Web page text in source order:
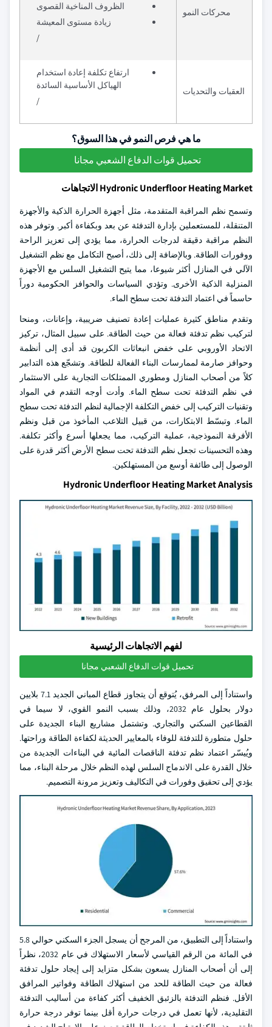
محركات النمو
الظروف المناخية القصوى
زيادة مستوى المعيشة
/
العقبات والتحديات
ارتفاع تكلفة إعادة استخدام
الهياكل الأساسية السائدة
/
ما هي فرص النمو في هذا السوق؟
تحميل قوات الدفاع الشعبي مجانا
Hydronic Underfloor Heating Market الاتجاهات
وتسمح نظم المراقبة المتقدمة، مثل أجهزة الحرارة الذكية والأجهزة
المتنقلة، للمستعملين بإدارة التدفئة عن بعد وبكفاءة أكبر. وتوفر هذه
النظم مراقبة دقيقة لدرجات الحرارة، مما يؤدي إلى تعزيز الراحة
ووفورات الطاقة. وبالإضافة إلى ذلك، أصبح التكامل مع نظم التشغيل
الآلي في المنازل أكثر شيوعا، مما يتيح التشغيل السلس مع الأجهزة
المنزلية الذكية الأخرى. وتؤدي السياسات والحوافز الحكومية دوراً
حاسماً في اعتماد التدفئة تحت سطح الماء.
وتقدم مناطق كثيرة عمليات إعادة تصنيف ضريبية، وإعانات، ومنحا
لتركيب نظم تدفئة فعالة من حيث الطاقة. على سبيل المثال، تركيز
الاتحاد الأوروبي على خفض انبعاثات الكربون قد أدى إلى أنظمة
وحوافز صارمة لممارسات البناء الفعالة للطاقة. وتشجّع هذه التدابير
كلاً من أصحاب المنازل ومطوري الممتلكات التجارية على الاستثمار
في نظم التدفئة تحت سطح الماء. وأدت أوجه التقدم في المواد
وتقنيات التركيب إلى خفض التكلفة الإجمالية لنظم التدفئة تحت سطح
الماء. وتبسّط الابتكارات، من قبيل التلاعب المأخوذ من قبل ونظم
الأفرقة النموذجية، عملية التركيب، مما يجعلها أسرع وأكثر تكلفة.
وهذه التحسينات تجعل نظم التدفئة تحت سطح الأرض أكثر قدرة على
الوصول إلى طائفة أوسع من المستهلكين.
Hydronic Underfloor Heating Market Analysis
لفهم الاتجاهات الرئيسية
تحميل قوات الدفاع الشعبي مجانا
واستناداً إلى المرفق، يُتوقع أن يتجاوز قطاع المباني الجديد 7.1 بلايين
دولار بحلول عام 2032، وذلك بسبب النمو القوي، لا سيما في
القطاعين السكني والتجاري. وتشتمل مشاريع البناء الجديدة على
حلول متطورة للتدفئة للوفاء بالمعايير الحديثة لكفاءة الطاقة وراحتها.
ويُيسّر اعتماد نظم تدفئة الناقصات المائية في البناءات الجديدة من
خلال القدرة على الاندماج السلس لهذه النظم خلال مرحلة البناء، مما
يؤدي إلى تحقيق وفورات في التكاليف وتعزيز مرونة التصميم.
واستناداً إلى التطبيق، من المرجح أن يسجل الجزء السكني حوالي 5.8
في المائة من الرقم القياسي لأسعار الاستهلاك في عام 2032، نظراً
إلى أن أصحاب المنازل يسعون بشكل متزايد إلى إيجاد حلول تدفئة
فعالة من حيث الطاقة للحد من استهلاك الطاقة وفواتير المرافق
الأقل. فنظم التدفئة بالزئبق الخفيف أكثر كفاءة من أساليب التدفئة
التقليدية، لأنها تعمل في درجات حرارة أقل بينما توفر درجة حرارة